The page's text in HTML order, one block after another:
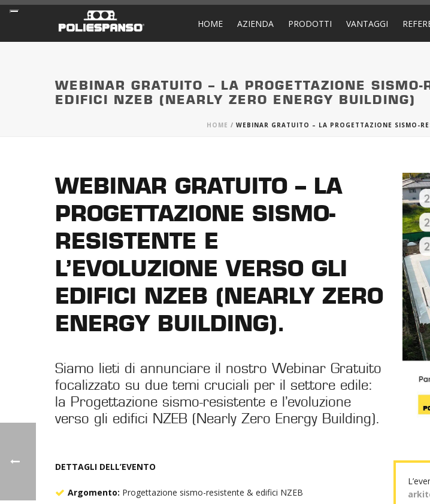
HOME AZIENDA PRODOTTI VANTAGGI
WEBINAR GRATUITO – LA PROGETTAZIONE SISMO-
EDIFICI NZEB (NEARLY ZERO ENERGY BUILDING)
HOME / WEBINAR GRATUITO – LA PROGETTAZIONE SISMO-
WEBINAR GRATUITO – LA
PROGETTAZIONE SISMO-
RESISTENTE E
L’EVOLUZIONE VERSO GLI
EDIFICI NZEB (NEARLY ZERO
ENERGY BUILDING).
Siamo lieti di annunciare il nostro Webinar Gratuito
focalizzato su due temi cruciali per il settore edile:
la Progettazione sismo-resistente e l’evoluzione
verso gli edifici NZEB (Nearly Zero Energy Building).
DETTAGLI DELL’EVENTO
Argomento: Progettazione sismo-resistente & edifici NZEB